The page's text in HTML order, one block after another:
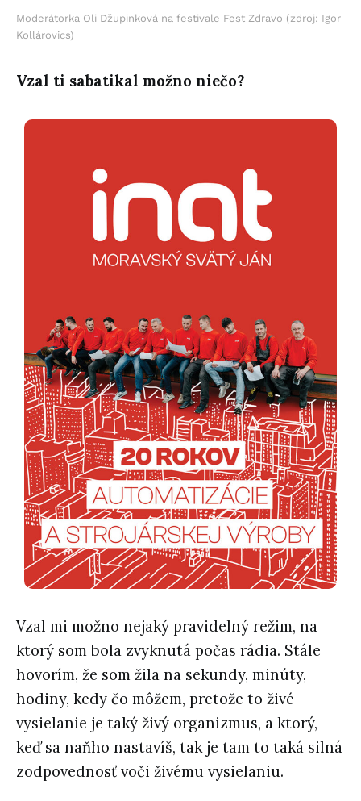
Moderátorka Oli Džupinková na festivale Fest Zdravo (zdroj: Igor
Kollárovics)
Vzal ti sabatikal možno niečo?
Vzal mi možno nejaký pravidelný režim, na
ktorý som bola zvyknutá počas rádia. Stále
hovorím, že som žila na sekundy, minúty,
hodiny, kedy čo môžem, pretože to živé
vysielanie je taký živý organizmus, a ktorý,
keď sa naňho nastavíš, tak je tam to taká silná
zodpovednosť voči živému vysielaniu.